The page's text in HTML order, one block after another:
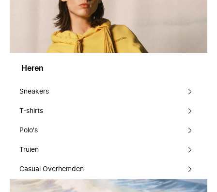
Heren
Sneakers
T-shirts
Polo's
Truien
Casual Overhemden